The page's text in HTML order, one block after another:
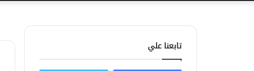
تابعنا علي